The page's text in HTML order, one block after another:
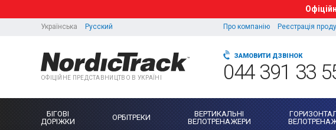
Українська Русский Про компанію Реєстрація
ОФІЦІЙНЕ ПРЕДСТАВНИЦТВО В УКРАЇНІ
ЗАМОВИТИ ДЗВІНОК
044 391 33
БІГОВІ
ДОРІЖКИ
ОРБІТРЕКИ
ВЕРТИКАЛЬНІ
ВЕЛОТРЕНАЖЕРИ